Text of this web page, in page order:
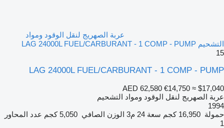
عربة الصهريج لنقل الوقود ومواد
التشحيم LAG 24000L FUEL/CARBURANT - 1 COMP - PUMP
15
LAG 24000L FUEL/CARBURANT - 1 COMP - PUMP
AED 62,580 €14,750 ≈ $17,040
عربة الصهريج لنقل الوقود ومواد التشحيم
1994
حمولة 16,950 كجم سعة 24 م3 الوزن الصافي 5,050 كجم
عدد المحاور
1